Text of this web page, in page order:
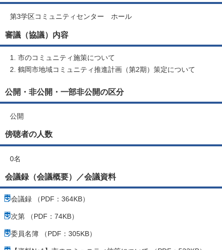
第3学区コミュニティセンター ホール
審議（協議）内容
市のコミュニティ施策について
鶴岡市地域コミュニティ推進計画（第2期）策定について
公開・非公開・一部非公開の区分
公開
傍聴者の人数
0名
会議録（会議概要）／会議資料
会議録 （PDF：364KB）
次第 （PDF：74KB）
委員名簿 （PDF：305KB）